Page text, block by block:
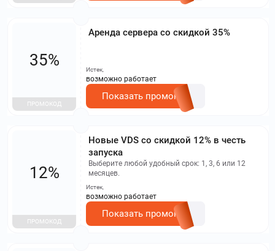
Аренда сервера со скидкой 35%
35%
ПРОМОКОД
Истек,
возможно работает
Показать промокод
Новые VDS со скидкой 12% в честь
запуска
Выберите любой удобный срок: 1, 3, 6 или 12
месяцев.
12%
ПРОМОКОД
Истек,
возможно работает
Показать промокод